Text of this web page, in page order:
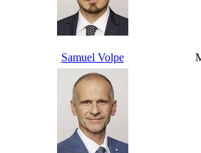
Samuel Volpe